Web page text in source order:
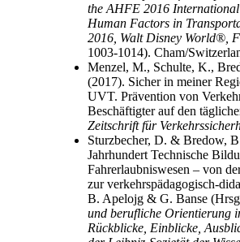
the AHFE 2016
Human Factors in
2016, Walt Disney World®,
1003-1014). Cham/
Menzel, M., Schulte, K.,
(2017). Sicher in meiner
UVT. Prävention von
Beschäftigter auf den
Zeitschrift für
Sturzbecher, D. & Bredow,
Jahrhundert Technische
Fahrerlaubniswesen – von
zur verkehrspädagogisch-
B. Apelojg & G. Banse
und berufliche Orientierung
Rückblicke, Einblicke,